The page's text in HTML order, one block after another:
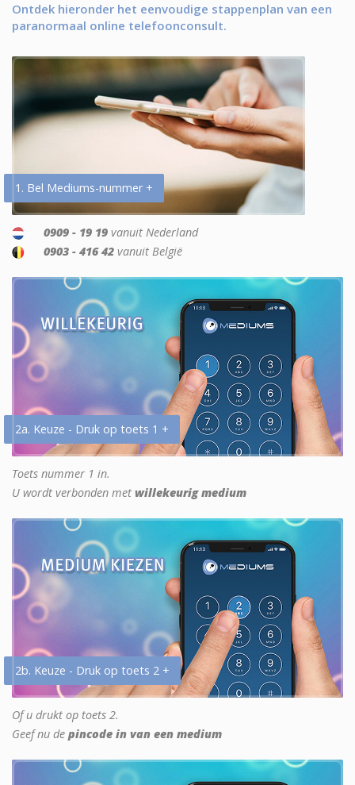
Ontdek hieronder het eenvoudige stappenplan van een
paranormaal online telefoonconsult.
1. Bel Mediums-nummer +
0909 - 19 19 vanuit Nederland
0903 - 416 42 vanuit België
2a. Keuze - Druk op toets 1 +
Toets nummer 1 in.
U wordt verbonden met willekeurig medium
2b. Keuze - Druk op toets 2 +
Of u drukt op toets 2.
Geef nu de pincode in van een medium